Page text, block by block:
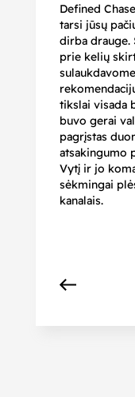
Defined
tarsi jūsų
dirba drauge.
prie kelių
tikslai visada
buvo gerai
pagrįstas
atsakingumo
Vytį ir jo
sėkmingai
kanalais.